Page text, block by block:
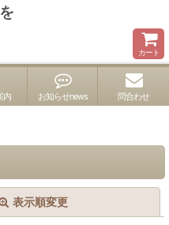
カート
内 お知らせnews 問合わせ
表示順変更